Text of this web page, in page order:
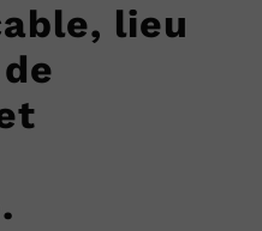
lieu